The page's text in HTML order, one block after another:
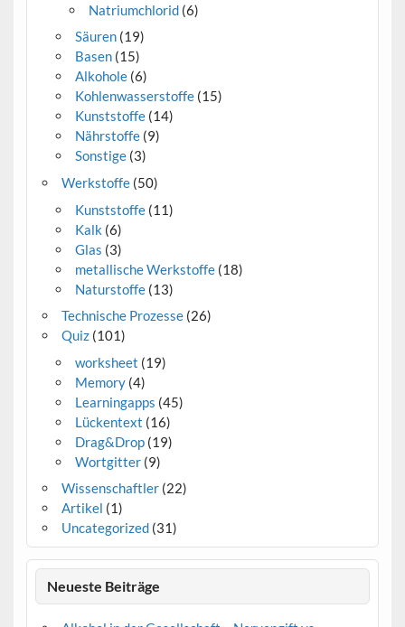
Natriumchlorid (6)
Säuren(19)
Basen(15)
Alkohole(6)
Kohlenwasserstoffe(15)
Kunststoffe(14)
Nährstoffe(9)
Sonstige(3)
Werkstoffe(50)
Kunststoffe(11)
Kalk (6)
Glas (3)
metallische Werkstoffe(18)
Naturstoffe(13)
Technische Prozesse(26)
Quiz(101)
worksheet (19)
Memory(4)
Learningapps (45)
Lückentext (16)
Drag&Drop(19)
Wortgitter(9)
Wissenschaftler(22)
Artikel (1)
Uncategorized(31)
Neueste Beiträge